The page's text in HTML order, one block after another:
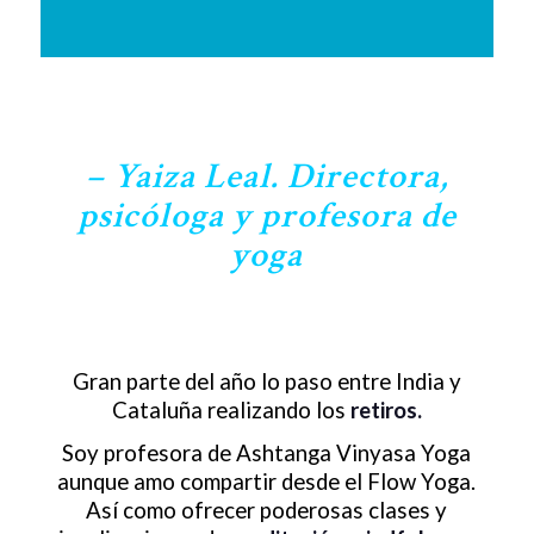
– Yaiza Leal. Directora,
psicóloga y profesora de
yoga
Gran parte del año lo paso entre India y
Cataluña realizando los retiros.
Soy profesora de Ashtanga Vinyasa Yoga
aunque amo compartir desde el Flow Yoga.
Así como ofrecer poderosas clases y